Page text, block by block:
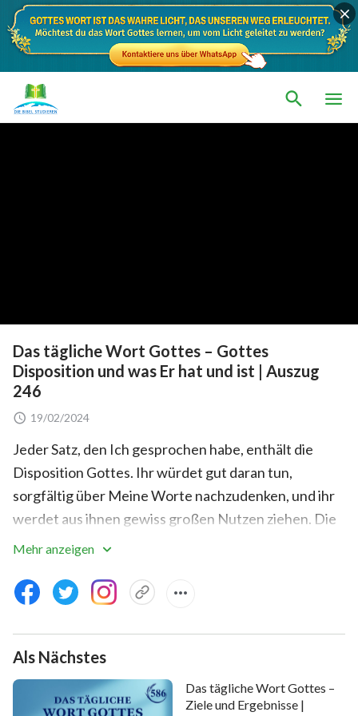
Das tägliche Wort Gottes – Gottes
Disposition und was Er hat und ist | Auszug
246
19/02/2024
Jeder Satz, den Ich gesprochen habe, enthält die
Disposition Gottes. Ihr würdet gut daran tun,
sorgfältig über Meine Worte nachzudenken, und ihr
werdet aus ihnen gewiss großen Nutzen ziehen. Die
Wesenheit Gottes ist sehr schwer zu begreifen, aber
Kenntnis von der Disposition Gottes habt. Ferner
hoffe Ich, dass ihr es Mir zeigen werdet und mehr von
dem tun werdet, was die Disposition Gottes nicht
beleidigt. Dann werde Ich beruhigt sein. Behalte zum
Beispiel Gott stets in deinem Herzen. Wenn du
handelst, halte dich an Sein Wort. Suche Seine
Mehr anzeigen
Als Nächstes
Das tägliche Wort Gottes –
Ziele und Ergebnisse |